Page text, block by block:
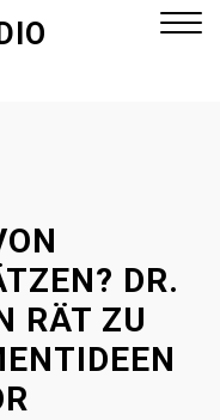
DR.
RÄT ZU